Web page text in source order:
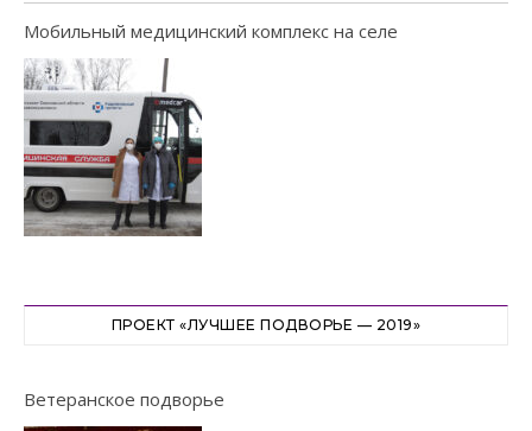
Мобильный медицинский комплекс на селе
ПРОЕКТ «ЛУЧШЕЕ ПОДВОРЬЕ — 2019»
Ветеранское подворье